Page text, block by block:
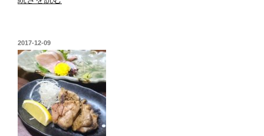
ク
ー
ル
ダ
ウ
ン」
【401
べ
な
い
と
飲
ま
ナ
投
稿
日:
2017-12-09